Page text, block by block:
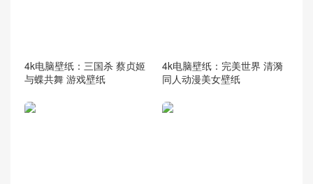
4k电脑壁纸：三国杀 蔡贞姬
与蝶共舞 游戏壁纸
4k电脑壁纸：完美世界 清漪
同人动漫美女壁纸